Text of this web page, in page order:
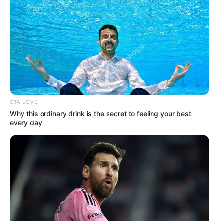
CTA LOVE
Why this ordinary drink is the secret to feeling your best
every day